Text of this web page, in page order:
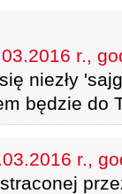
r.,
niezły
będzie do
r.,